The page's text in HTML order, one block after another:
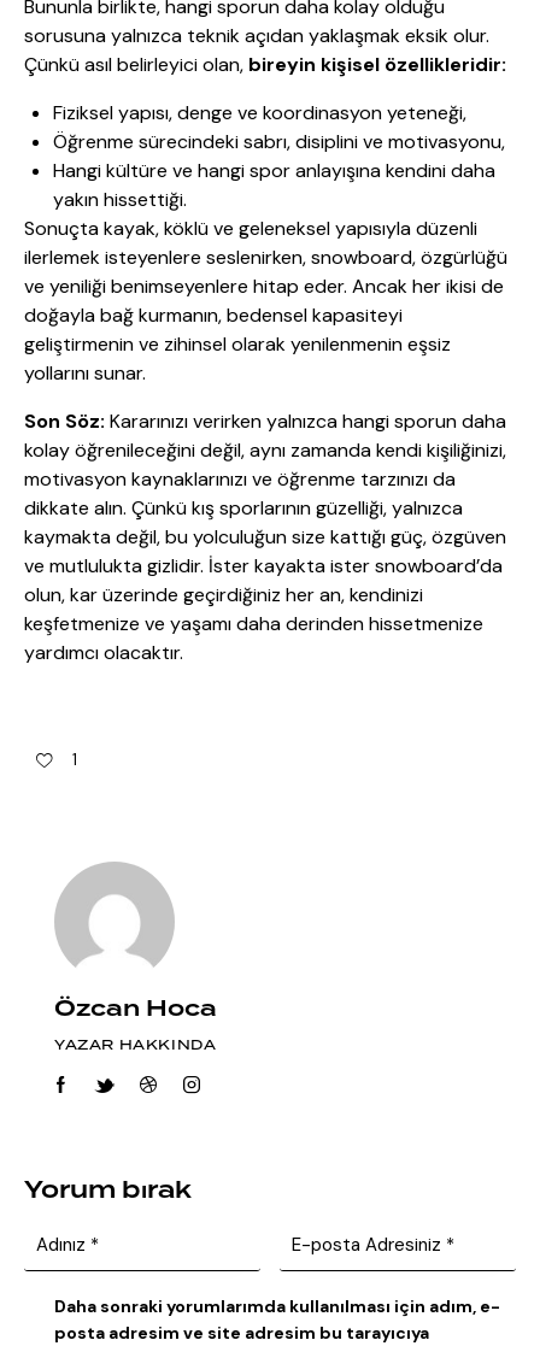
Bununla birlikte, hangi sporun daha kolay olduğu
sorusuna yalnızca teknik açıdan yaklaşmak eksik olur.
Çünkü asıl belirleyici olan, bireyin kişisel özellikleridir:
Fiziksel yapısı, denge ve koordinasyon yeteneği,
Öğrenme sürecindeki sabrı, disiplini ve motivasyonu,
Hangi kültüre ve hangi spor anlayışına kendini daha
yakın hissettiği.
Sonuçta kayak, köklü ve geleneksel yapısıyla düzenli
ilerlemek isteyenlere seslenirken, snowboard, özgürlüğü
ve yeniliği benimseyenlere hitap eder. Ancak her ikisi de
doğayla bağ kurmanın, bedensel kapasiteyi
geliştirmenin ve zihinsel olarak yenilenmenin eşsiz
yollarını sunar.
Son Söz: Kararınızı verirken yalnızca hangi sporun daha
kolay öğrenileceğini değil, aynı zamanda kendi kişiliğinizi,
motivasyon kaynaklarınızı ve öğrenme tarzınızı da
dikkate alın. Çünkü kış sporlarının güzelliği, yalnızca
kaymakta değil, bu yolculuğun size kattığı güç, özgüven
ve mutlulukta gizlidir. İster kayakta ister snowboard’da
olun, kar üzerinde geçirdiğiniz her an, kendinizi
keşfetmenize ve yaşamı daha derinden hissetmenize
yardımcı olacaktır.
1
Özcan Hoca
YAZAR HAKKINDA
Yorum bırak
Daha sonraki yorumlarımda kullanılması için adım, e-
posta adresim ve site adresim bu tarayıcıya